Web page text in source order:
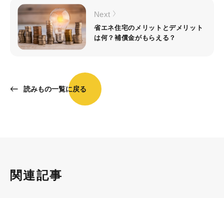
読みもの一覧に戻る
Next
省エネ住宅のメリットとデメリット
は何？補償金がもらえる？
関連記事